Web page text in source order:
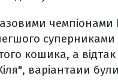
кошика, а
варіантаии